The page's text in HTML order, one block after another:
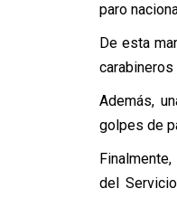
paro
De esta
Además,
golpes de
del